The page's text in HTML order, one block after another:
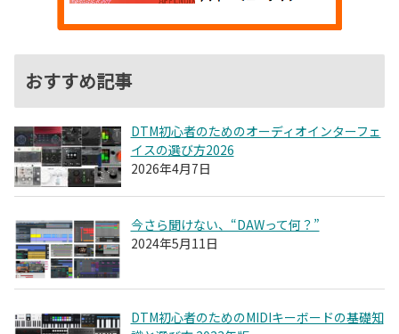
おすすめ記事
DTM初心者のためのオーディオインターフェ
イスの選び方2026
2026年4月7日
今さら聞けない、“DAWって何？”
2024年5月11日
DTM初心者のためのMIDIキーボードの基礎知